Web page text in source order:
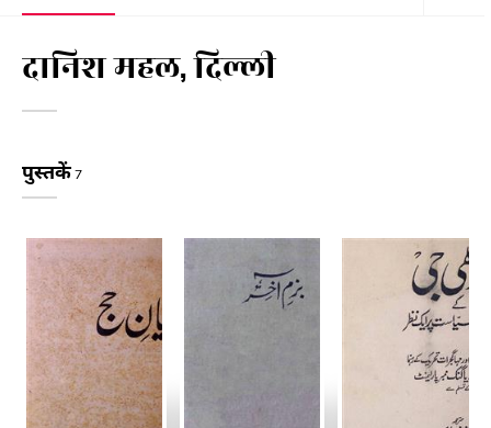
दानिश महल, दिल्ली
पुस्तकें 7